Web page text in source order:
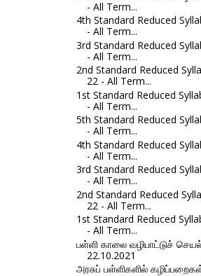
- All Term...
4th Standard Reduced
- All Term...
3rd Standard Reduced
- All Term...
2nd Standard Reduced
22 - All Term...
1st Standard Reduced
- All Term...
5th Standard Reduced
- All Term...
4th Standard Reduced
- All Term...
3rd Standard Reduced
- All Term...
2nd Standard Reduced
22 - All Term...
1st Standard Reduced
- All Term...
பள்ளி காலை வழிபாட்டுச்
22.10.2021
அரசுப் பள்ளிகளில்